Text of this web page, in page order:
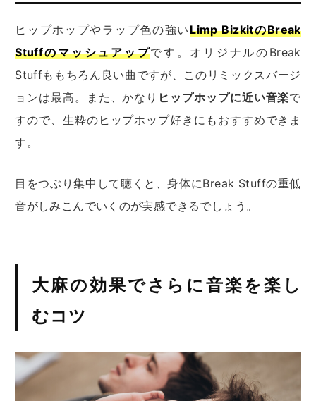
ヒップホップやラップ色の強いLimp BizkitのBreak
Stuffのマッシュアップです。オリジナルのBreak
Stuffももちろん良い曲ですが、このリミックスバージ
ョンは最高。また、かなり ヒップホップに近い音楽で
すので、生粋のヒップホップ好きにもおすすめできま
す。
目をつぶり集中して聴くと、身体にBreak Stuffの重低
音がしみこんでいくのが実感できるでしょう。
大麻の効果でさらに音楽を楽し
むコツ